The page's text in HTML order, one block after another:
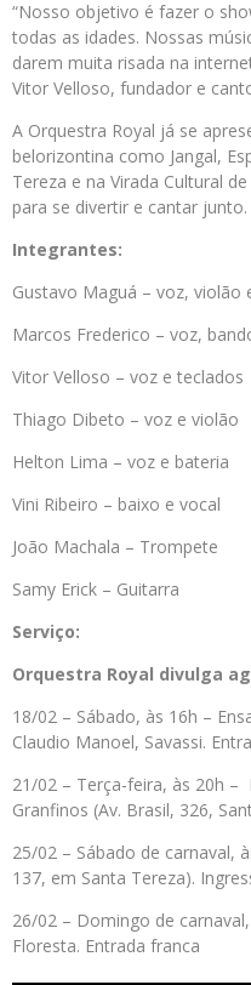
“Nosso objetivo é fazer o
todas as idades. Nossas
darem muita risada na
Vitor Velloso, fundador e
A Orquestra Royal já se
belorizontina como Jangal,
Tereza e na Virada Cultural
para se divertir e cantar junto.
Integrantes:
Gustavo Maguá – voz, violão
Marcos Frederico – voz,
Vitor Velloso – voz e teclados
Thiago Dibeto – voz e violão
Helton Lima – voz e bateria
Vini Ribeiro – baixo e vocal
João Machala – Trompete
Samy Erick – Guitarra
Serviço:
Orquestra Royal divulga
18/02 – Sábado, às 16h –
Claudio Manoel, Savassi.
21/02 – Terça-feira, às 20h –
Granfinos (Av. Brasil, 326,
25/02 – Sábado de carnaval,
137, em Santa Tereza).
26/02 – Domingo de
Floresta. Entrada franca